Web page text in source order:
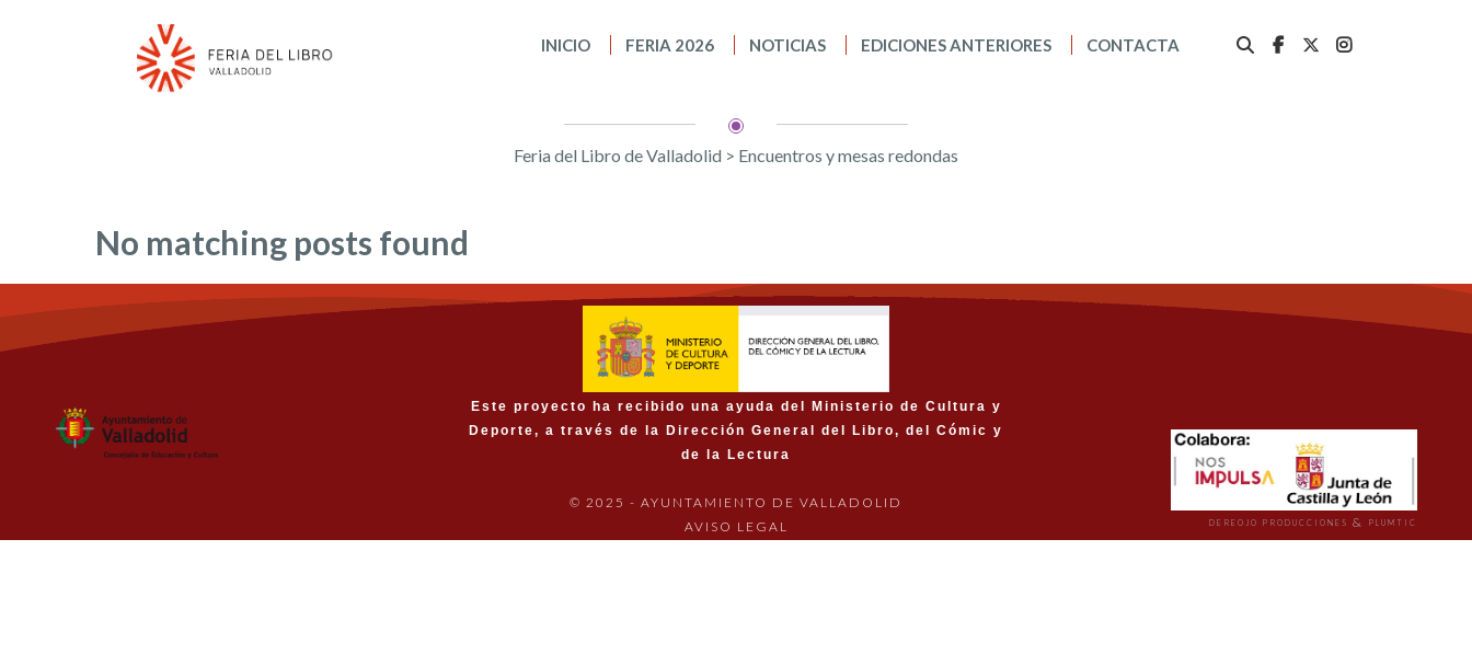
INICIO FERIA 2026 NOTICIAS EDICIONES ANTERIORES CONTACTA
Feria del Libro de Valladolid > Encuentros y mesas redondas
No matching posts found
Este proyecto ha recibido una ayuda del Ministerio de Cultura y
Deporte, a través de la Dirección General del Libro, del Cómic y
de la Lectura
© 2025 - AYUNTAMIENTO DE VALLADOLID
AVISO LEGAL
DEREOJO PRODUCCIONES & PLUMTIC